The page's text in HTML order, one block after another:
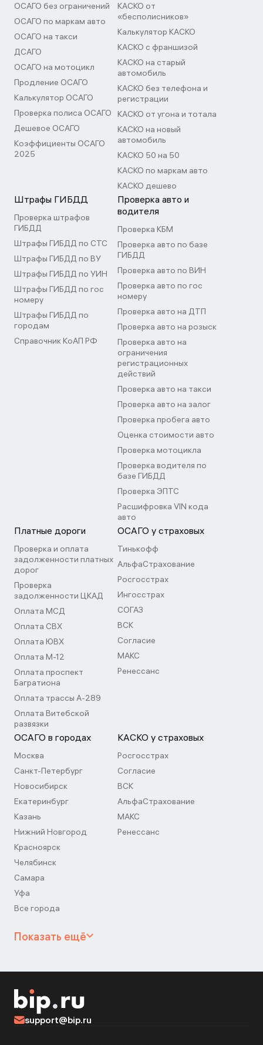
ОСАГО без ограничений
ОСАГО по маркам авто
ОСАГО на такси
ДСАГО
ОСАГО на мотоцикл
Продление ОСАГО
Калькулятор ОСАГО
Проверка полиса ОСАГО
Дешевое ОСАГО
Коэффициенты ОСАГО
2025
КАСКО от
«бесполисников»
Калькулятор КАСКО
КАСКО с франшизой
КАСКО на старый
автомобиль
КАСКО без телефона и
регистрации
КАСКО от угона и тотала
КАСКО на новый
автомобиль
КАСКО 50 на 50
КАСКО по маркам авто
КАСКО дешево
Штрафы ГИБДД
Проверка штрафов
ГИБДД
Штрафы ГИБДД по СТС
Штрафы ГИБДД по ВУ
Штрафы ГИБДД по УИН
Штрафы ГИБДД по гос
номеру
Штрафы ГИБДД по
городам
Справочник КоАП РФ
Проверка авто и
водителя
Проверка КБМ
Проверка авто по базе
ГИБДД
Проверка авто по ВИН
Проверка авто по гос
номеру
Проверка авто на ДТП
Проверка авто на розыск
Проверка авто на
ограничения
регистрационных
действий
Проверка авто на такси
Проверка авто на залог
Проверка пробега авто
Оценка стоимости авто
Проверка мотоцикла
Проверка водителя по
базе ГИБДД
Проверка ЭПТС
Расшифровка VIN кода
авто
Платные дороги
Проверка и оплата
задолженности платных
дорог
Проверка
задолженности ЦКАД
Оплата МСД
Оплата СВХ
Оплата ЮВХ
Оплата М-12
Оплата проспект
Багратиона
Оплата трассы А-289
Оплата Витебской
развязки
ОСАГО у страховых
Тинькофф
АльфаСтрахование
Росгосстрах
Ингосстрах
СОГАЗ
ВСК
Согласие
МАКС
Ренессанс
ОСАГО в городах
Москва
Санкт-Петербург
Новосибирск
Екатеринбург
Казань
Нижний Новгород
Красноярск
Челябинск
Самара
Уфа
Все города
КАСКО у страховых
Росгосстрах
Согласие
ВСК
АльфаСтрахование
МАКС
Ренессанс
Показать ещё
support@bip.ru